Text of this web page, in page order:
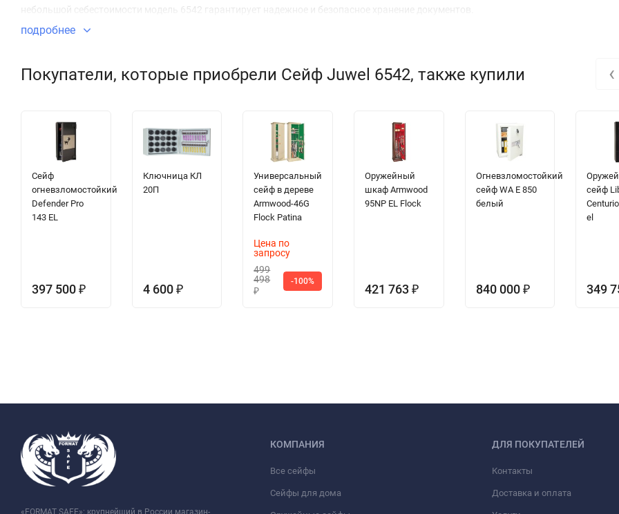
небольшой себестоимости модель 6542 гарантирует надежное и безопасное хранение документов.
подробнее
Покупатели, которые приобрели Сейф Juwel 6542, также купили
Сейф
огневзломостойкий
Defender Pro
143 EL
397 500 ₽
Ключница КЛ
20П
4 600 ₽
Универсальный
сейф в дереве
Armwood-46G
Flock Patina
Цена по
запросу
499
498
₽
-100%
Оружейный
шкаф Armwood
95NP EL Flock
421 763 ₽
Огневзломостойкий
сейф WA E 850
белый
840 000 ₽
сейф
el
349
‹
«FORMAT SAFE»: крупнейший в России магазин-
КОМПАНИЯ
Все сейфы
Сейфы для дома
ДЛЯ ПОКУПАТЕЛЕЙ
Контакты
Доставка и оплата